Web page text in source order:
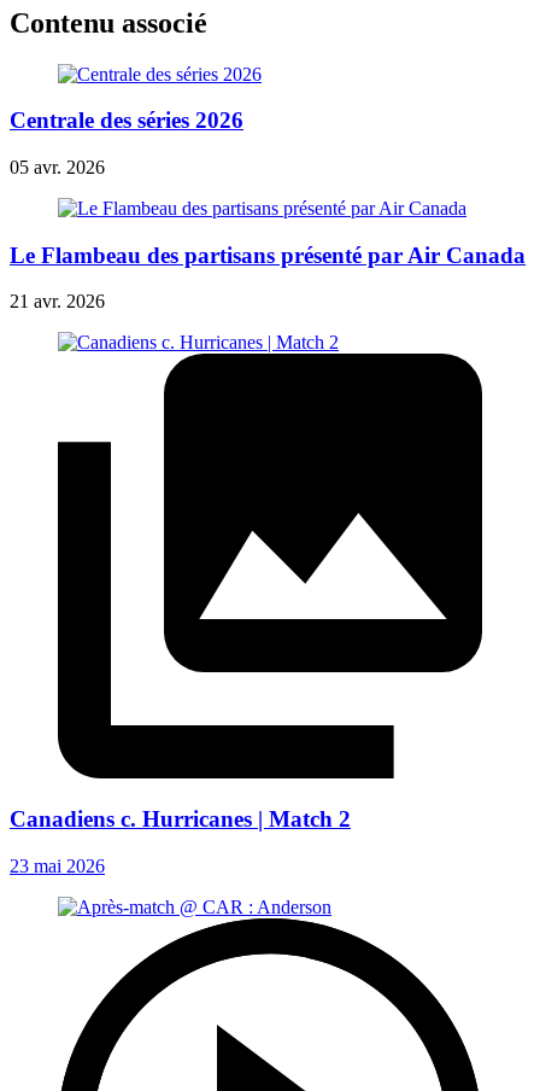
Contenu associé
Centrale des séries 2026
05 avr. 2026
Le Flambeau des partisans présenté par Air Canada
21 avr. 2026
Canadiens c. Hurricanes | Match 2
23 mai 2026